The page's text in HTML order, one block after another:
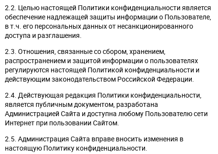
2.2. Целью настоящей Политики конфиденциальности является
обеспечение надлежащей защиты информации о Пользователе,
в т.ч. его персональных данных от несанкционированного
доступа и разглашения.
2.3. Отношения, связанные со сбором, хранением,
распространением и защитой информации о пользователях
регулируются настоящей Политикой конфиденциальности и
действующим законодательством Российской Федерации.
2.4. Действующая редакция Политики конфиденциальности,
является публичным документом, разработана
Администрацией Сайта и доступна любому Пользователю сети
Интернет при пользовании Сайтом.
2.5. Администрация Сайта вправе вносить изменения в
настоящую Политику конфиденциальности.